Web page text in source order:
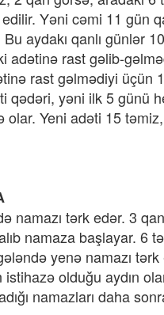
Yəni cəmi 11 gün
aydakı qanlı günlər
adətinə rast gəlib-
rast gəlmədiyi üçün
qədəri, yəni ilk 5 günü
olar. Yeni adəti 15
namazı tərk edər. 3
namaza başlayar. 6
yenə namazı
istihazə olduğu aydın
namazları daha